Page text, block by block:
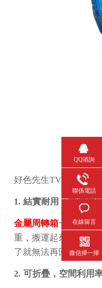
好色先生TV成人作為金
1. 結實耐用，防腐防
金屬周轉箱一般都是用
重，搬運起來也是非
了就無法再回收繼續用
2. 可折疊，空間利用
QQ谘詢
聯係電話
在線留言
微信掃一掃